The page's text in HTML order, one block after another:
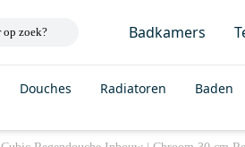
Badkamers
Douches Radiatoren Baden